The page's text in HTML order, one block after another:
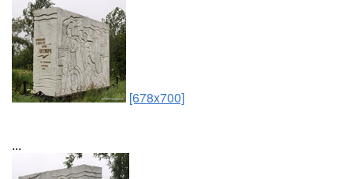
[678x700]
...